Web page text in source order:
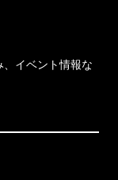
イベント情報な